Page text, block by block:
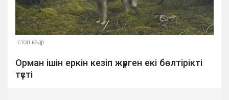
стоп кадр
Орман ішін еркін кезіп жүрген екі бөлтірікті
түсті